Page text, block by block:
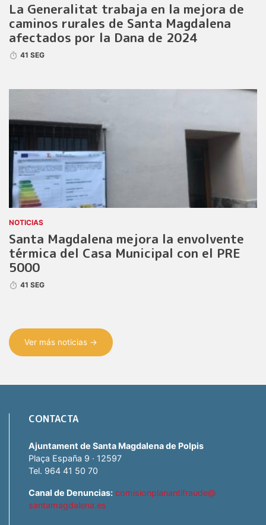
La Generalitat trabaja en la mejora de
caminos rurales de Santa Magdalena
afectados por la Dana de 2024
41 SEG
NOTICIAS
Santa Magdalena mejora la envolvente
térmica del Casa Municipal con el PRE
5000
41 SEG
Ver más noticias →
CONTACTA
Ajuntament de Santa Magdalena de Polpis
Plaça España 9 · 12597
Tel. 964 41 50 70
Canal de Denuncias: comisionplanantifraude@
santamagdalena.es